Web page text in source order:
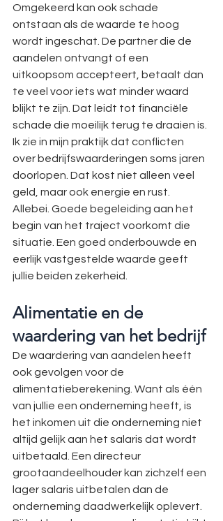
Omgekeerd kan ook schade
ontstaan als de waarde te hoog
wordt ingeschat. De partner die de
aandelen ontvangt of een
uitkoopsom accepteert, betaalt dan
te veel voor iets wat minder waard
blijkt te zijn. Dat leidt tot financiële
schade die moeilijk terug te draaien is.
Ik zie in mijn praktijk dat conflicten
over bedrijfswaarderingen soms jaren
doorlopen. Dat kost niet alleen veel
geld, maar ook energie en rust.
Allebei. Goede begeleiding aan het
begin van het traject voorkomt die
situatie. Een goed onderbouwde en
eerlijk vastgestelde waarde geeft
jullie beiden zekerheid.
Alimentatie en de
waardering van het bedrijf
De waardering van aandelen heeft
ook gevolgen voor de
alimentatieberekening. Want als één
van jullie een onderneming heeft, is
het inkomen uit die onderneming niet
altijd gelijk aan het salaris dat wordt
uitbetaald. Een directeur
grootaandeelhouder kan zichzelf een
lager salaris uitbetalen dan de
onderneming daadwerkelijk oplevert.